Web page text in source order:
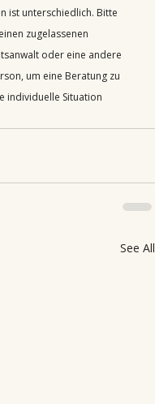
ist unterschiedlich. Bitte
zugelassenen
oder eine andere
um eine Beratung zu
individuelle Situation
See All